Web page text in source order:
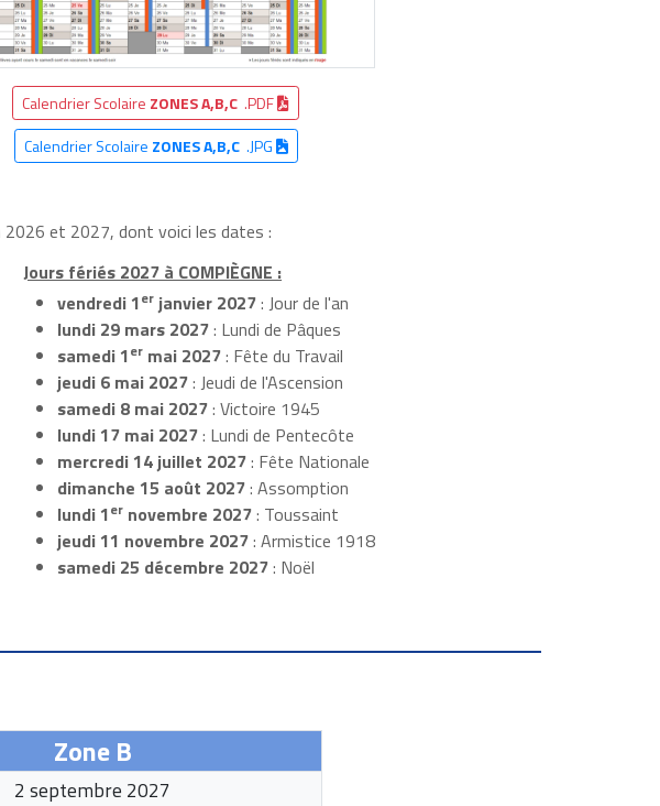
Calendrier Scolaire ZONES A,B,C .PDF
Calendrier Scolaire ZONES A,B,C.JPG
2026 et 2027, dont voici les dates :
Jours fériés 2027 à COMPIÈGNE :
vendredi 1erjanvier 2027: Jour de l'an
lundi 29 mars 2027: Lundi de Pâques
samedi 1ermai 2027: Fête du Travail
jeudi 6 mai 2027: Jeudi de l'Ascension
samedi 8 mai 2027: Victoire 1945
lundi 17 mai 2027: Lundi de Pentecôte
mercredi 14 juillet 2027: Fête Nationale
dimanche 15 août 2027: Assomption
lundi 1ernovembre 2027: Toussaint
jeudi 11 novembre 2027: Armistice 1918
samedi 25 décembre 2027: Noël
Zone B
2 septembre 2027